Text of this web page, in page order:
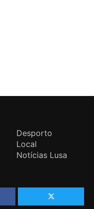
Desporto
Local
Notícias Lusa